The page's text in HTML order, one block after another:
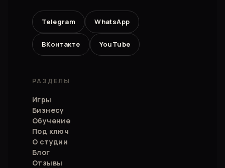
Telegram WhatsApp
ВКонтакте YouTube
РАЗДЕЛЫ
Игры
Бизнесу
Обучение
Под ключ
О студии
Блог
Отзывы